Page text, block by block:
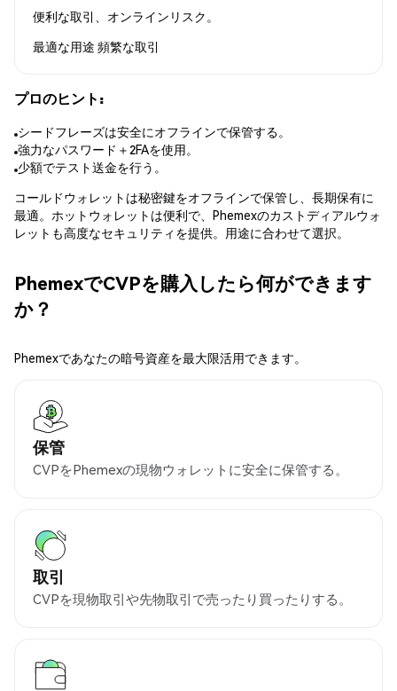
便利な取引、オンラインリスク。
最適な用途 頻繁な取引
プロのヒント:
シードフレーズは安全にオフラインで保管する。
強力なパスワード＋2FAを使用。
少額でテスト送金を行う。
コールドウォレットは秘密鍵をオフラインで保管し、長期保有に
最適。ホットウォレットは便利で、Phemexのカストディアルウォ
レットも高度なセキュリティを提供。用途に合わせて選択。
PhemexでCVPを購入したら何ができます
か？
Phemexであなたの暗号資産を最大限活用できます。
保管
CVPをPhemexの現物ウォレットに安全に保管する。
取引
CVPを現物取引や先物取引で売ったり買ったりする。